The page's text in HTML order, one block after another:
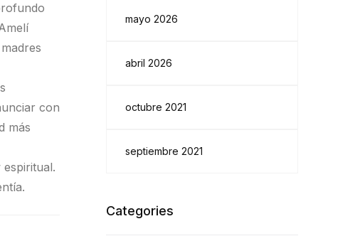
con
más
mayo 2026
abril 2026
octubre 2021
septiembre 2021
Categories